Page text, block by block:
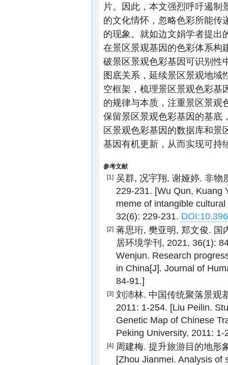
片。因此，本文强烈呼吁遏制
的文化情怀，忽略色彩所能传
的现象。就如边文娟学者提出
在景区景观基因的色彩体系构
破景区景观色彩基因可识别性
图底关系，延续景区景观地域
空框架，梳理景区景观色彩基
的规律与本质，注重景区景观
保留景区景观色彩基因的基底
区景观色彩基因的数据库和景
基因有机更新，从而实现可持
参考文献
[1] 吴群, 况宇翔, 谢娅婷. 非物
229-231. [Wu Qun, Kuang
meme of intangible
32(6): 229-231.
[2] 蒋思珩, 樊亚明, 郑文俊. 国
居环境学刊, 2021, 36(1):
Wenjun. Research
in China[J]. Journal of
84-91.]
[3] 刘沛林. 中国传统聚落景观
2011: 1-254. [Liu Peilin.
Genetic Map of Chinese
Peking University, 2011: 1-
[4] 周建梅. 提升旅游目的地形
[Zhou Jianmei. Analysis of